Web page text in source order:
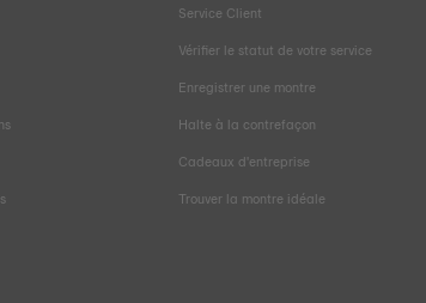
Service Client
Vérifier le statut de votre service
Enregistrer une montre
Halte à la contrefaçon
Cadeaux d'entreprise
Trouver la montre idéale